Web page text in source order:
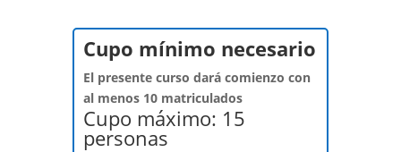
Cupo mínimo necesario
El presente curso dará comienzo con
al menos 10 matriculados
Cupo máximo: 15
personas